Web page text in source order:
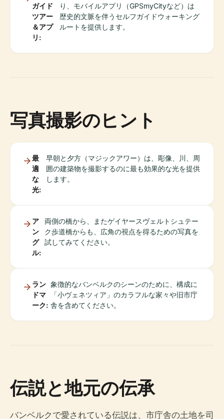
ガイド
ツアー
＆アプ
リ:
り、モバイルアプリ（GPSmyCityなど）は
歴史的文脈を伴うセルフガイドウォーキング
ルートを提供します。
写真撮影のヒント
最
適
な
光:
早朝と夕方（マジックアワー）は、彫像、川、周
囲の建築物を撮影するのに最も効果的な光を提供
します。
ア
ン
グ
ル:
両側の橋から、またゲイヤースヴェルトシュテー
ク歩道橋からも、広角の視点を得るための写真を
試してみてください。
ラン
ドマ
ーク:
象徴的なバンベルクのシーンのために、構成に
「小ヴェネツィア」のカラフルな家々や旧市庁
舎を含めてください。
伝説と地元の伝承
バンベルクで愛されている伝説は、市庁舎の土地を司